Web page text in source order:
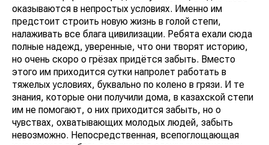
оказываются в непростых условиях. Именно им
предстоит строить новую жизнь в голой степи,
налаживать все блага цивилизации. Ребята ехали сюда
полные надежд, уверенные, что они творят историю,
но очень скоро о грёзах придётся забыть. Вместо
этого им приходится сутки напролет работать в
тяжелых условиях, буквально по колено в грязи. И те
знания, которые они получили дома, в казахской степи
им не помогают, о них приходится забыть, но о
чувствах, охватывающих молодых людей, забыть
невозможно. Непосредственная, всепоглощающая